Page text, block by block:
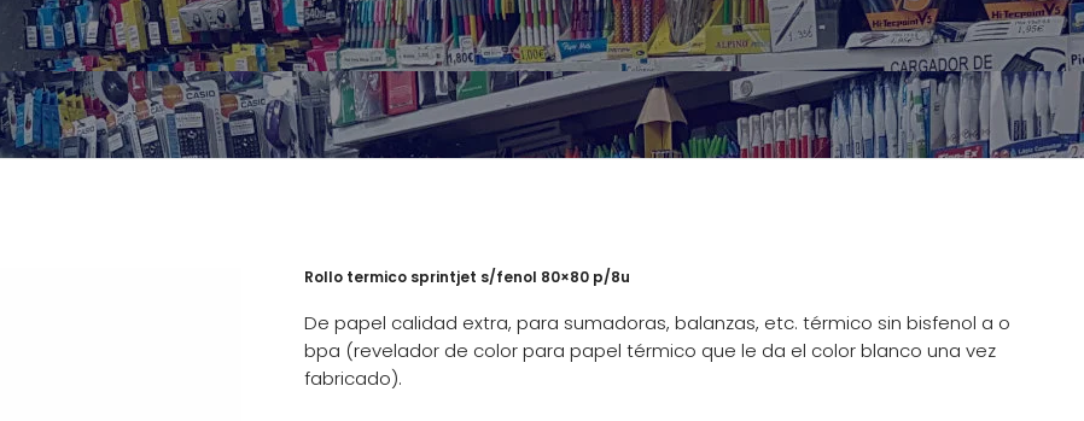
Rollo termico sprintjet s/fenol 80×80 p/8u
De papel calidad extra, para sumadoras, balanzas, etc. térmico sin bisfenol a o
bpa (revelador de color para papel térmico que le da el color blanco una vez
fabricado).